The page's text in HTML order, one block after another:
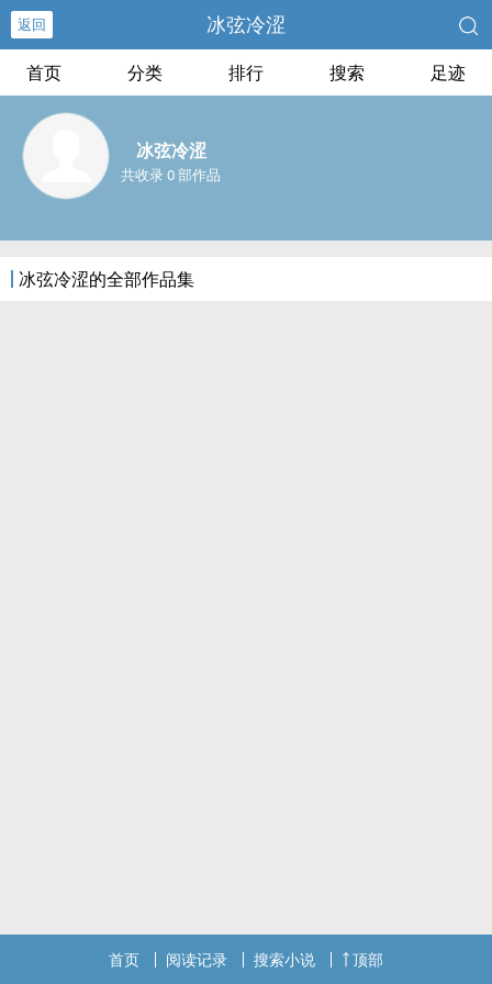
返回 冰弦冷涩
首页 分类 排行 搜索 足迹
冰弦冷涩
共收录 0 部作品
冰弦冷涩的全部作品集
首页 阅读记录 搜索小说 顶部